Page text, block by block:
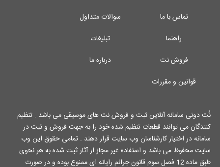
تماس با ما
سوالات متداول
راهنما
تبلیغات
فروش نت
درباره ما
قوانین و مقررات
نُت دونی سامانه آنلاین ثبت و فروش نت های موسیقی می باشد . تنظیم
کنندگان می توانند قطعات تنظیم شده خود را به جهت فروش و ثبت در
سامانه در اختیار کارشناسان وب سایت قرار دهند . تمامی حقوق این وب
سایت محفوظ می باشد و استفاده غیر مجاز از آثار ثبت شده به هر نحوی
طبق ماده 12 فصل سوم قانون جرائم رایانه ای ممنوع بوده و در صورت